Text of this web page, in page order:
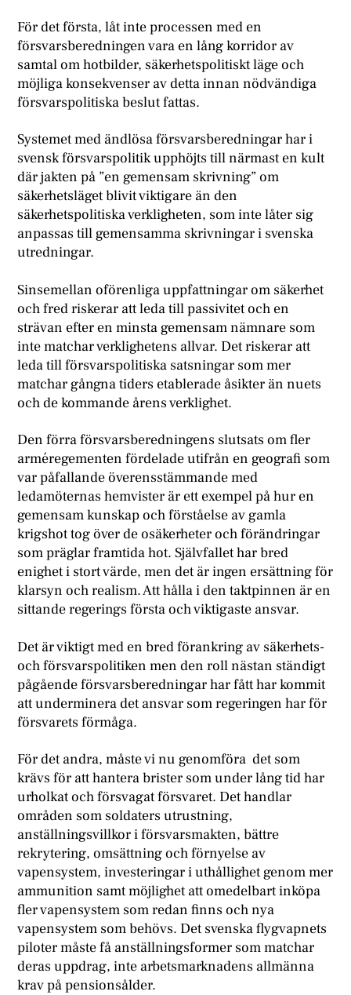
För det första, låt inte processen med en
försvarsberedningen vara en lång korridor av
samtal om hotbilder, säkerhetspolitiskt läge och
möjliga konsekvenser av detta innan nödvändiga
försvarspolitiska beslut fattas.
Systemet med ändlösa försvarsberedningar har i
svensk försvarspolitik upphöjts till närmast en kult
där jakten på ”en gemensam skrivning” om
säkerhetsläget blivit viktigare än den
säkerhetspolitiska verkligheten, som inte låter sig
anpassas till gemensamma skrivningar i svenska
utredningar.
Sinsemellan oförenliga uppfattningar om säkerhet
och fred riskerar att leda till passivitet och en
strävan efter en minsta gemensam nämnare som
inte matchar verklighetens allvar. Det riskerar att
leda till försvarspolitiska satsningar som mer
matchar gångna tiders etablerade åsikter än nuets
och de kommande årens verklighet.
Den förra försvarsberedningens slutsats om fler
arméregementen fördelade utifrån en geografi som
var påfallande överensstämmande med
ledamöternas hemvister är ett exempel på hur en
gemensam kunskap och förståelse av gamla
krigshot tog över de osäkerheter och förändringar
som präglar framtida hot. Självfallet har bred
enighet i stort värde, men det är ingen ersättning för
klarsyn och realism. Att hålla i den taktpinnen är en
sittande regerings första och viktigaste ansvar.
Det är viktigt med en bred förankring av säkerhets-
och försvarspolitiken men den roll nästan ständigt
pågående försvarsberedningar har fått har kommit
att underminera det ansvar som regeringen har för
försvarets förmåga.
För det andra, måste vi nu genomföra det som
krävs för att hantera brister som under lång tid har
urholkat och försvagat försvaret. Det handlar
områden som soldaters utrustning,
anställningsvillkor i försvarsmakten, bättre
rekrytering, omsättning och förnyelse av
vapensystem, investeringar i uthållighet genom mer
ammunition samt möjlighet att omedelbart inköpa
fler vapensystem som redan finns och nya
vapensystem som behövs. Det svenska flygvapnets
piloter måste få anställningsformer som matchar
deras uppdrag, inte arbetsmarknadens allmänna
krav på pensionsålder.